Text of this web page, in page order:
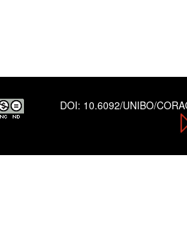
DOI: 10.6092/UNIBO/